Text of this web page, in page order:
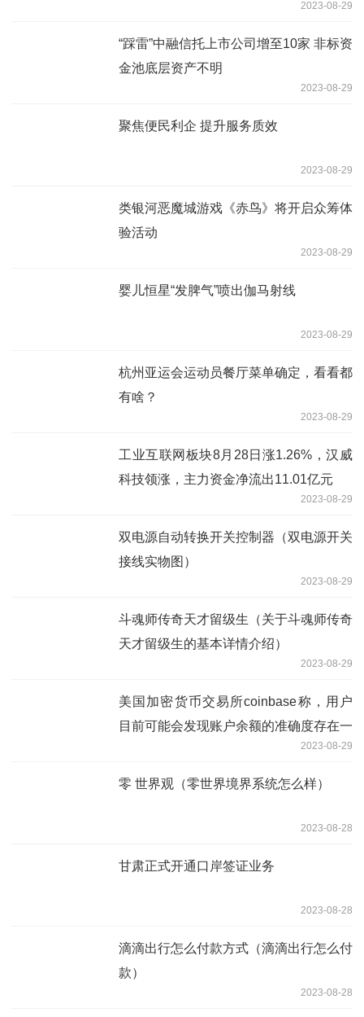
2023-08-29
“踩雷”中融信托上市公司增至10家 非标资
金池底层资产不明
2023-08-29
聚焦便民利企 提升服务质效
2023-08-29
类银河恶魔城游戏《赤鸟》将开启众筹体
验活动
2023-08-29
婴儿恒星“发脾气”喷出伽马射线
2023-08-29
杭州亚运会运动员餐厅菜单确定，看看都
有啥？
2023-08-29
工业互联网板块8月28日涨1.26%，汉威
科技领涨，主力资金净流出11.01亿元
2023-08-29
双电源自动转换开关控制器（双电源开关
接线实物图）
2023-08-29
斗魂师传奇天才留级生（关于斗魂师传奇
天才留级生的基本详情介绍）
2023-08-29
美国加密货币交易所coinbase称，用户
目前可能会发现账户余额的准确度存在一
2023-08-29
零 世界观（零世界境界系统怎么样）
2023-08-28
甘肃正式开通口岸签证业务
2023-08-28
滴滴出行怎么付款方式（滴滴出行怎么付
款）
2023-08-28